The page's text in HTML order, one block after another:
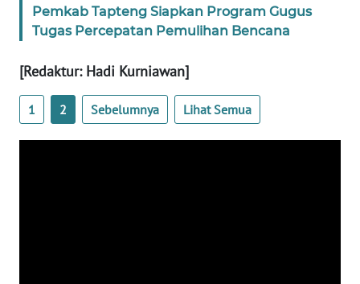
Pemkab Tapteng Siapkan Program Gugus
Tugas Percepatan Pemulihan Bencana
[Redaktur: Hadi Kurniawan]
1 2 Sebelumnya Lihat Semua
WN
SULTRA